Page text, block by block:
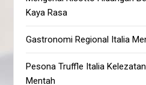
Kaya Rasa
Gastronomi Regional Italia
Pesona Truffle Italia
Mentah